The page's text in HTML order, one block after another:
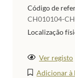
Código de
CH010104-
Localização
Ver registo
Adicionar à